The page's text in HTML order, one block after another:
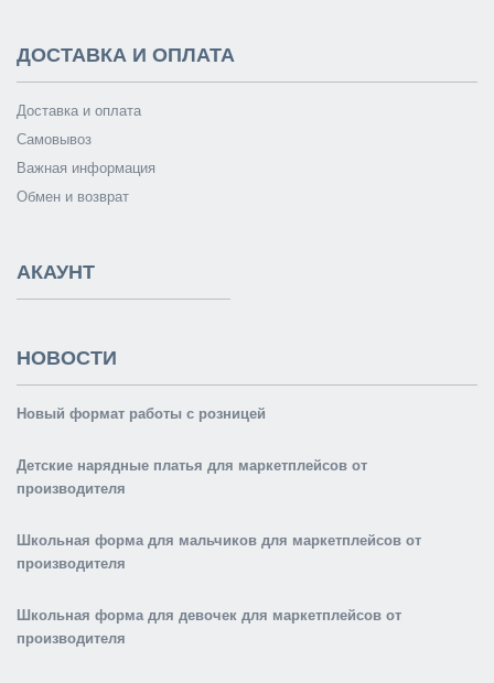
ДОСТАВКА И ОПЛАТА
Доставка и оплата
Самовывоз
Важная информация
Обмен и возврат
АКАУНТ
НОВОСТИ
Новый формат работы с розницей
Детские нарядные платья для маркетплейсов от
производителя
Школьная форма для мальчиков для маркетплейсов от
производителя
Школьная форма для девочек для маркетплейсов от
производителя